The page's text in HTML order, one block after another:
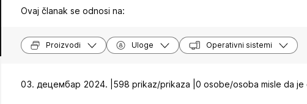
Ovaj članak se odnosi na:
Proizvodi Uloge Operativni sistemi
03. децембар 2024. | 598 prikaz/prikaza | 0 osobe/osoba misle da je